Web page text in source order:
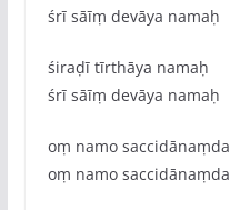
śrī sāīṃ devāya namaḥ
śiraḍī tīrthāya namaḥ
śrī sāīṃ devāya namaḥ
oṃ namo
oṃ namo